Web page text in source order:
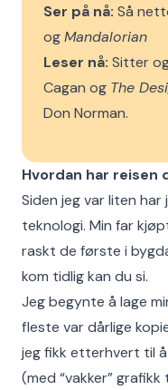
Ser på nå: Så
ogMandalorian
Leser nå: Sitter
Cagan og The
Don Norman.
Hvordan har
Siden jeg var liten
teknologi. Min far
raskt de første i
kom tidlig kan du si.
Jeg begynte å lage
fleste var dårlige
jeg fikk etterhvert til
(med “vakker”